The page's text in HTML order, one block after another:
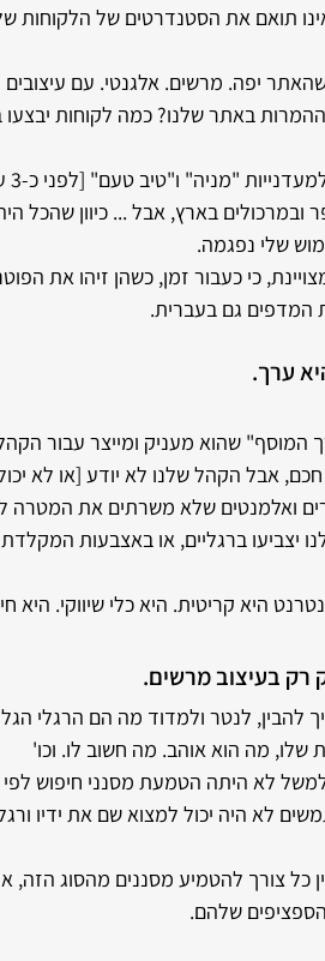
תואם את הסטנדרטים של הלקוחות
יפה. מרשים. אלגנטי. עם
באתר שלנו? כמה לקוחות יבצעו
ובמרכולים בארץ, אבל ... כיוון שהכל
שלי נפגמה.
כי כעבור זמן, כשהן זיהו את
המדפים גם בעברית.
ערך.
שהוא מעניק ומייצר עבור
אבל הקהל שלנו לא יודע [או לא
ואלמנטים שלא משרתים את המטרה
יצביעו ברגליים, או באצבעות המקלדת
היא קריטית. היא כלי שיווקי. היא
רק בעיצוב מרשים.
להבין, לנטר ולמדוד מה הם הרגלי
שלו, מה הוא אוהב. מה חשוב לו. וכו'
לכם שבאתר "יד 2" למשל לא היתה הטמעת מסנני
לא היה יכול למצוא שם את ידיו
צורך להטמיע מסננים מהסוג הזה,
הספציפים שלהם.